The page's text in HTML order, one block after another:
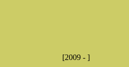
[2009 - ]